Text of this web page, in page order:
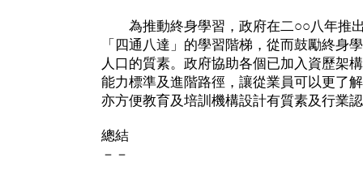
為推動終身學習，政府在二○○八年推
「四通八達」的學習階梯，從而鼓勵終身
人口的質素。政府協助各個已加入資歷架
能力標準及進階路徑，讓從業員可以更了
亦方便教育及培訓機構設計有質素及行業
總結
－－